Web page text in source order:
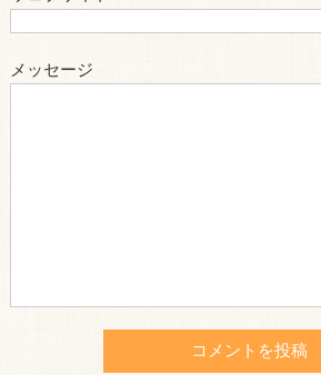
メッセージ